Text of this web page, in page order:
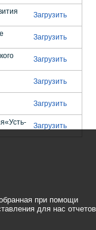
Загрузить
Загрузить
Загрузить
Загрузить
Загрузить
Загрузить
при помощи
для нас